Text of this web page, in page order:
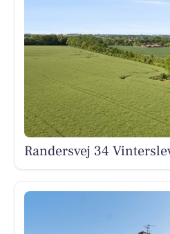
Randersvej 34